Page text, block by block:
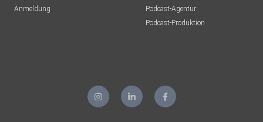
Anmeldung
Podcast-Agentur
Podcast-Produktion